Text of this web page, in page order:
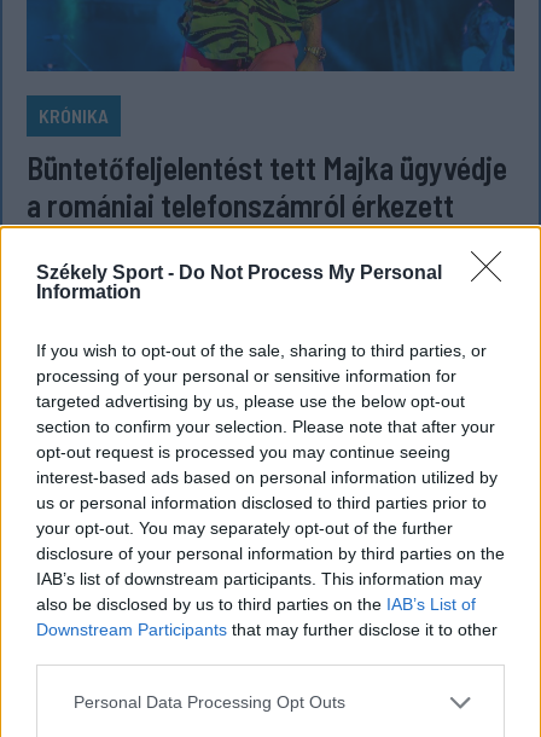
Székely Sport - Do Not Process My Personal
Information
If you wish to opt-out of the sale, sharing to third parties, or
processing of your personal or sensitive information for
targeted advertising by us, please use the below opt-out
section to confirm your selection. Please note that after your
opt-out request is processed you may continue seeing
interest-based ads based on personal information utilized by
us or personal information disclosed to third parties prior to
your opt-out. You may separately opt-out of the further
disclosure of your personal information by third parties on the
IAB’s list of downstream participants. This information may
also be disclosed by us to third parties on the IAB’s List of
Downstream Participants that may further disclose it to other
Personal Data Processing Opt Outs
KRÓNIKA
Büntetőfeljelentést tett Majka ügyvédje
a romániai telefonszámról érkezett
Büntetőfeljelentést tett csütörtökön Majka
Feszt fesztiválra tervezett koncert lemondását
kiváltó fenyegetés ügyében.